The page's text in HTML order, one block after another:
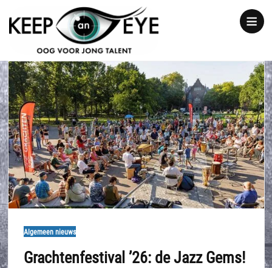
Show
notice
Algemeen nieuws
Grachtenfestival ’26: de Jazz Gems!